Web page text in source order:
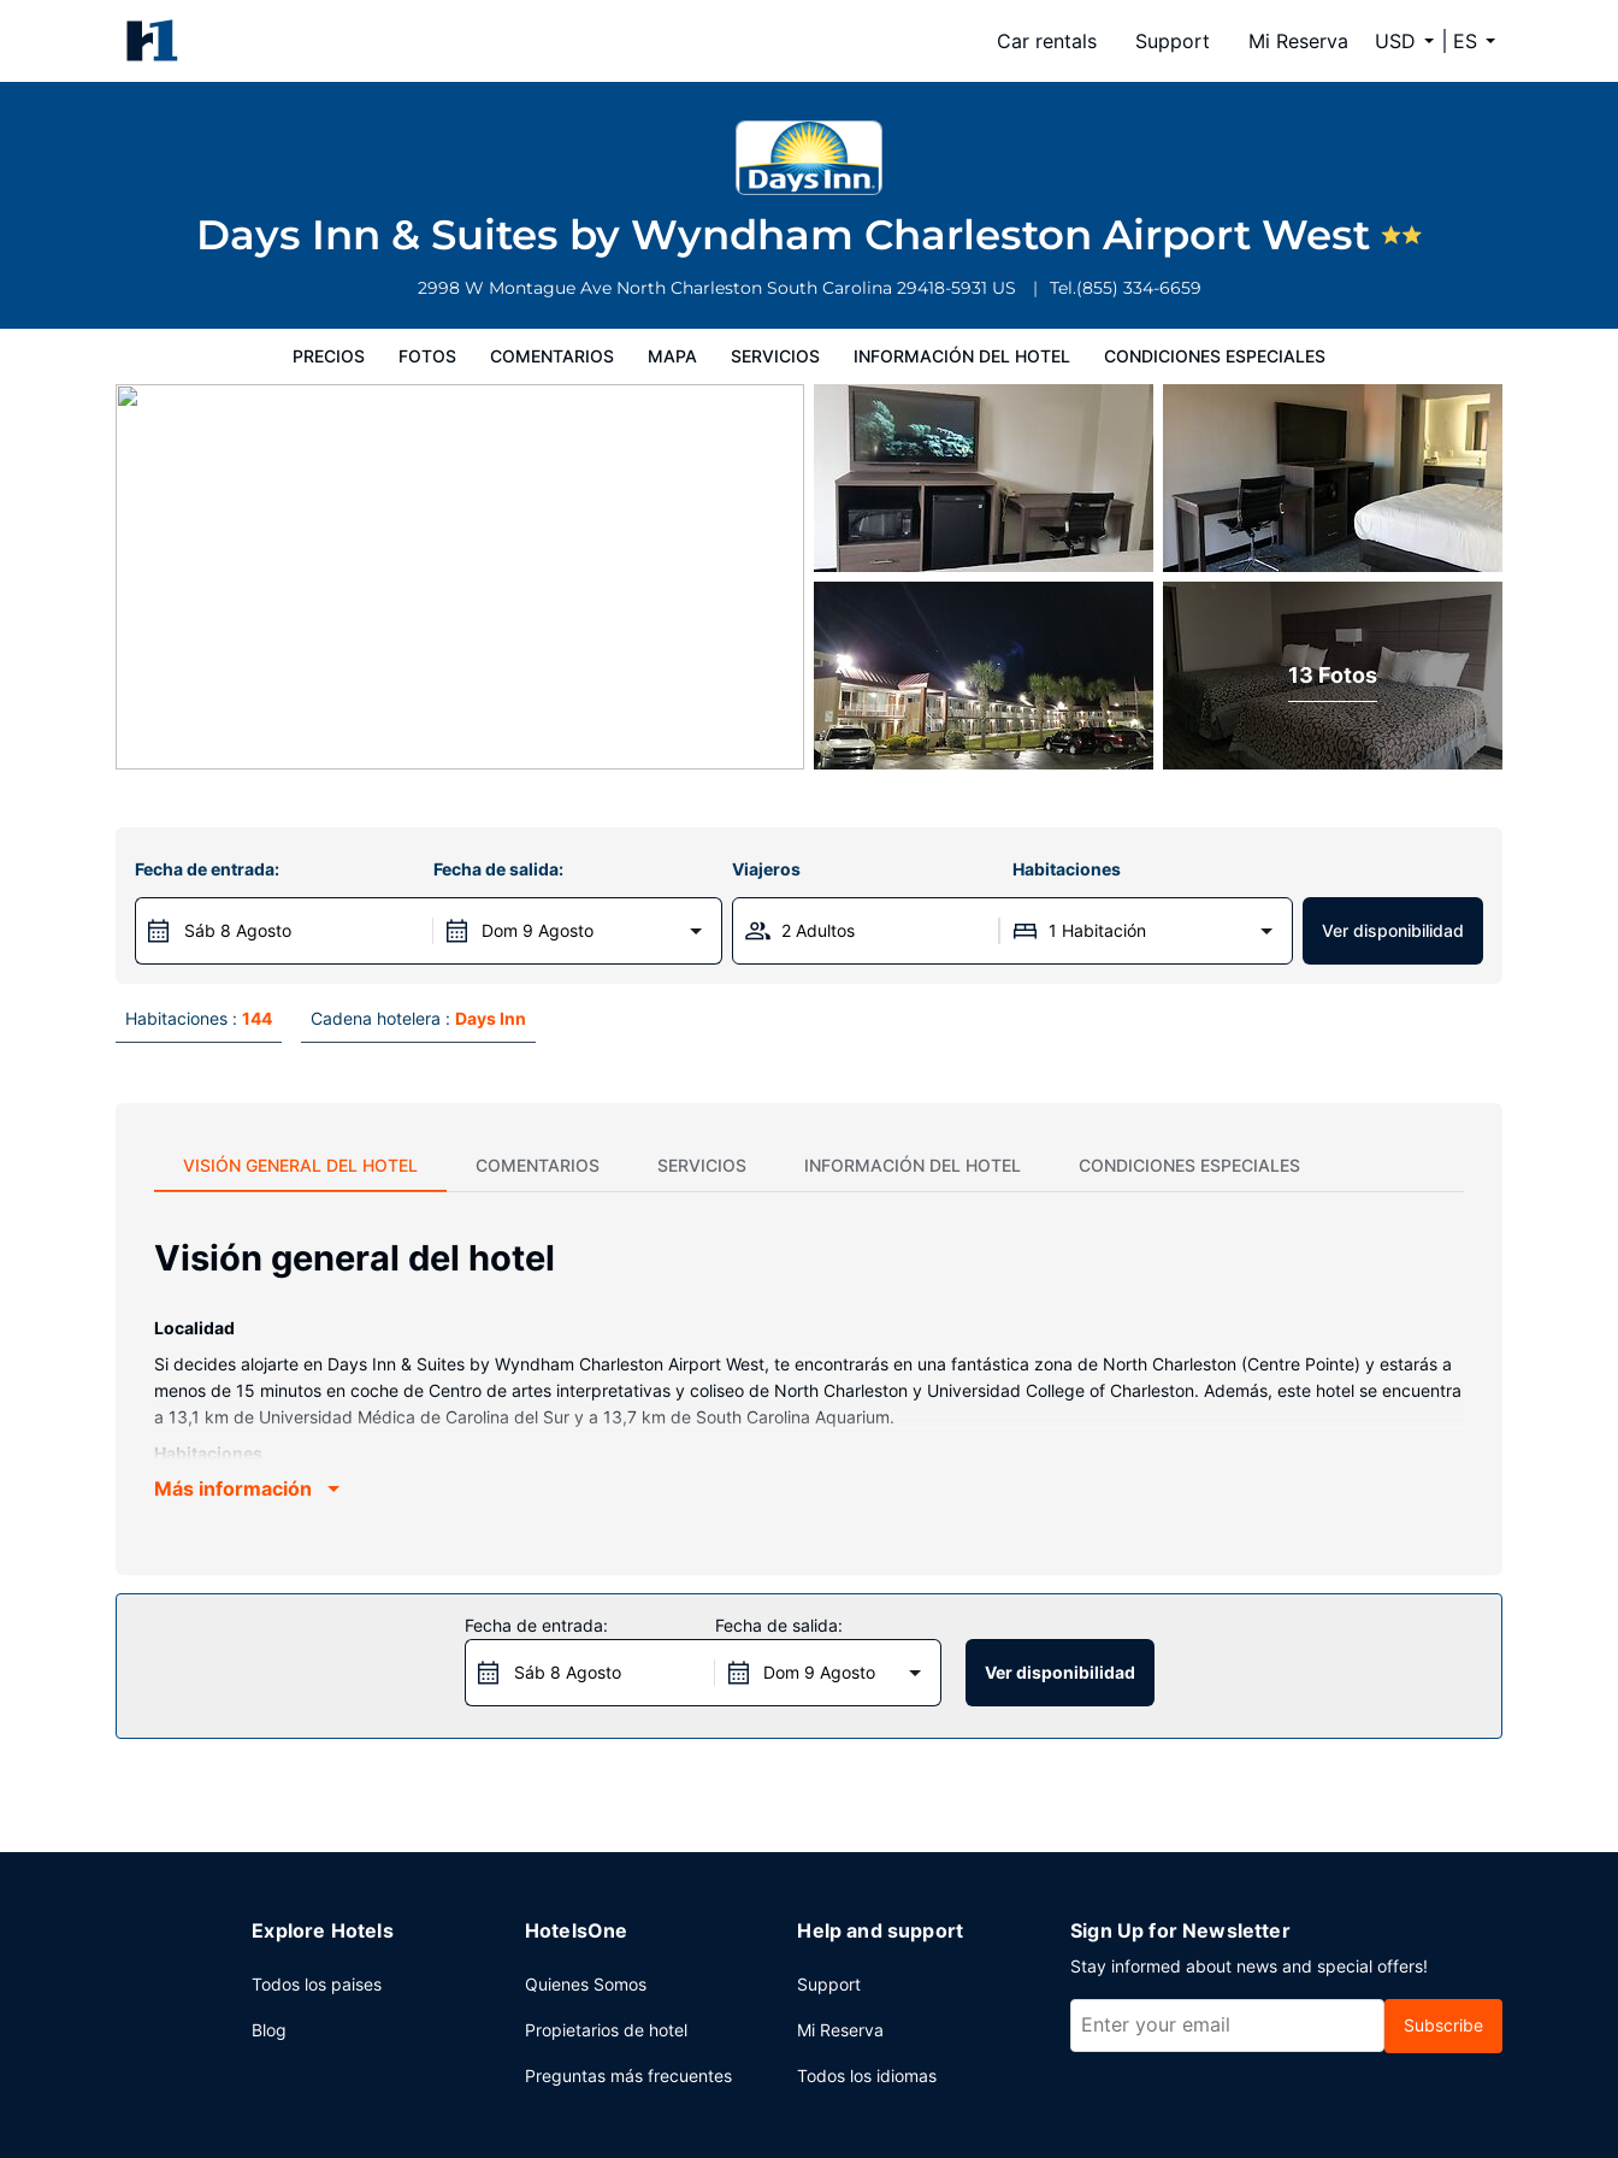
Car rentals Support Mi Reserva USD ES
Days Inn & Suites by Wyndham Charleston Airport West
2998 W Montague Ave North Charleston South Carolina 29418-5931 US Tel.(855) 334-6659
PRECIOS FOTOS COMENTARIOS MAPA SERVICIOS INFORMACIÓN DEL HOTEL CONDICIONES ESPECIALES
Condiciones especiales
13 Fotos
Fecha de entrada:
Sáb 8 Agosto
Fecha de salida:
Dom 9 Agosto
Viajeros Habitaciones
2 Adultos 1 Habitación Ver disponibilidad
Habitaciones : 144 Cadena hotelera : Days Inn
VISIÓN GENERAL DEL HOTEL COMENTARIOS SERVICIOS INFORMACIÓN DEL HOTEL CONDICIONES ESPECIALES
Visión general del hotel
Localidad
Si decides alojarte en Days Inn & Suites by Wyndham Charleston Airport West, te encontrarás en una fantástica zona de North Charleston (Centre Pointe) y estarás a
menos de 15 minutos en coche de Centro de artes interpretativas y coliseo de North Charleston y Universidad College of Charleston. Además, este hotel se encuentra
a 13,1 km de Universidad Médica de Carolina del Sur y a 13,7 km de South Carolina Aquarium.
Habitaciones
Te sentirás como en tu propia casa en cualquiera de las 144 habitaciones con aire acondicionado, frigorífico y microondas. La conexión wifi gratis te mantendrá en
Aprovecha los prácticos servicios que se te ofrecen, como conexión a Internet wifi gratis o una zona de pícnic.
En Days Inn & Suites by Wyndham Charleston Airport West tienes un supermercado a tu disposición. Se ofrece un desayuno para llevar gratuito todos los días de
06:00 a 09:00.
Más información
Fecha de entrada:
Sáb 8 Agosto
Fecha de salida:
Dom 9 Agosto Ver disponibilidad
Explore Hotels
Todos los paises
Blog
HotelsOne
Quienes Somos
Propietarios de hotel
Preguntas más frecuentes
Help and support
Support
Mi Reserva
Todos los idiomas
Sign Up for Newsletter
Stay informed about news and special offers!
Subscribe